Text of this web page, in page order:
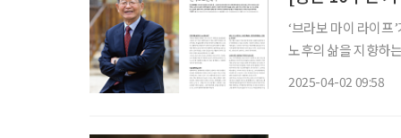
‘브라보 마이 라이
노후의 삶을 지향하
2025-04-02 09:58